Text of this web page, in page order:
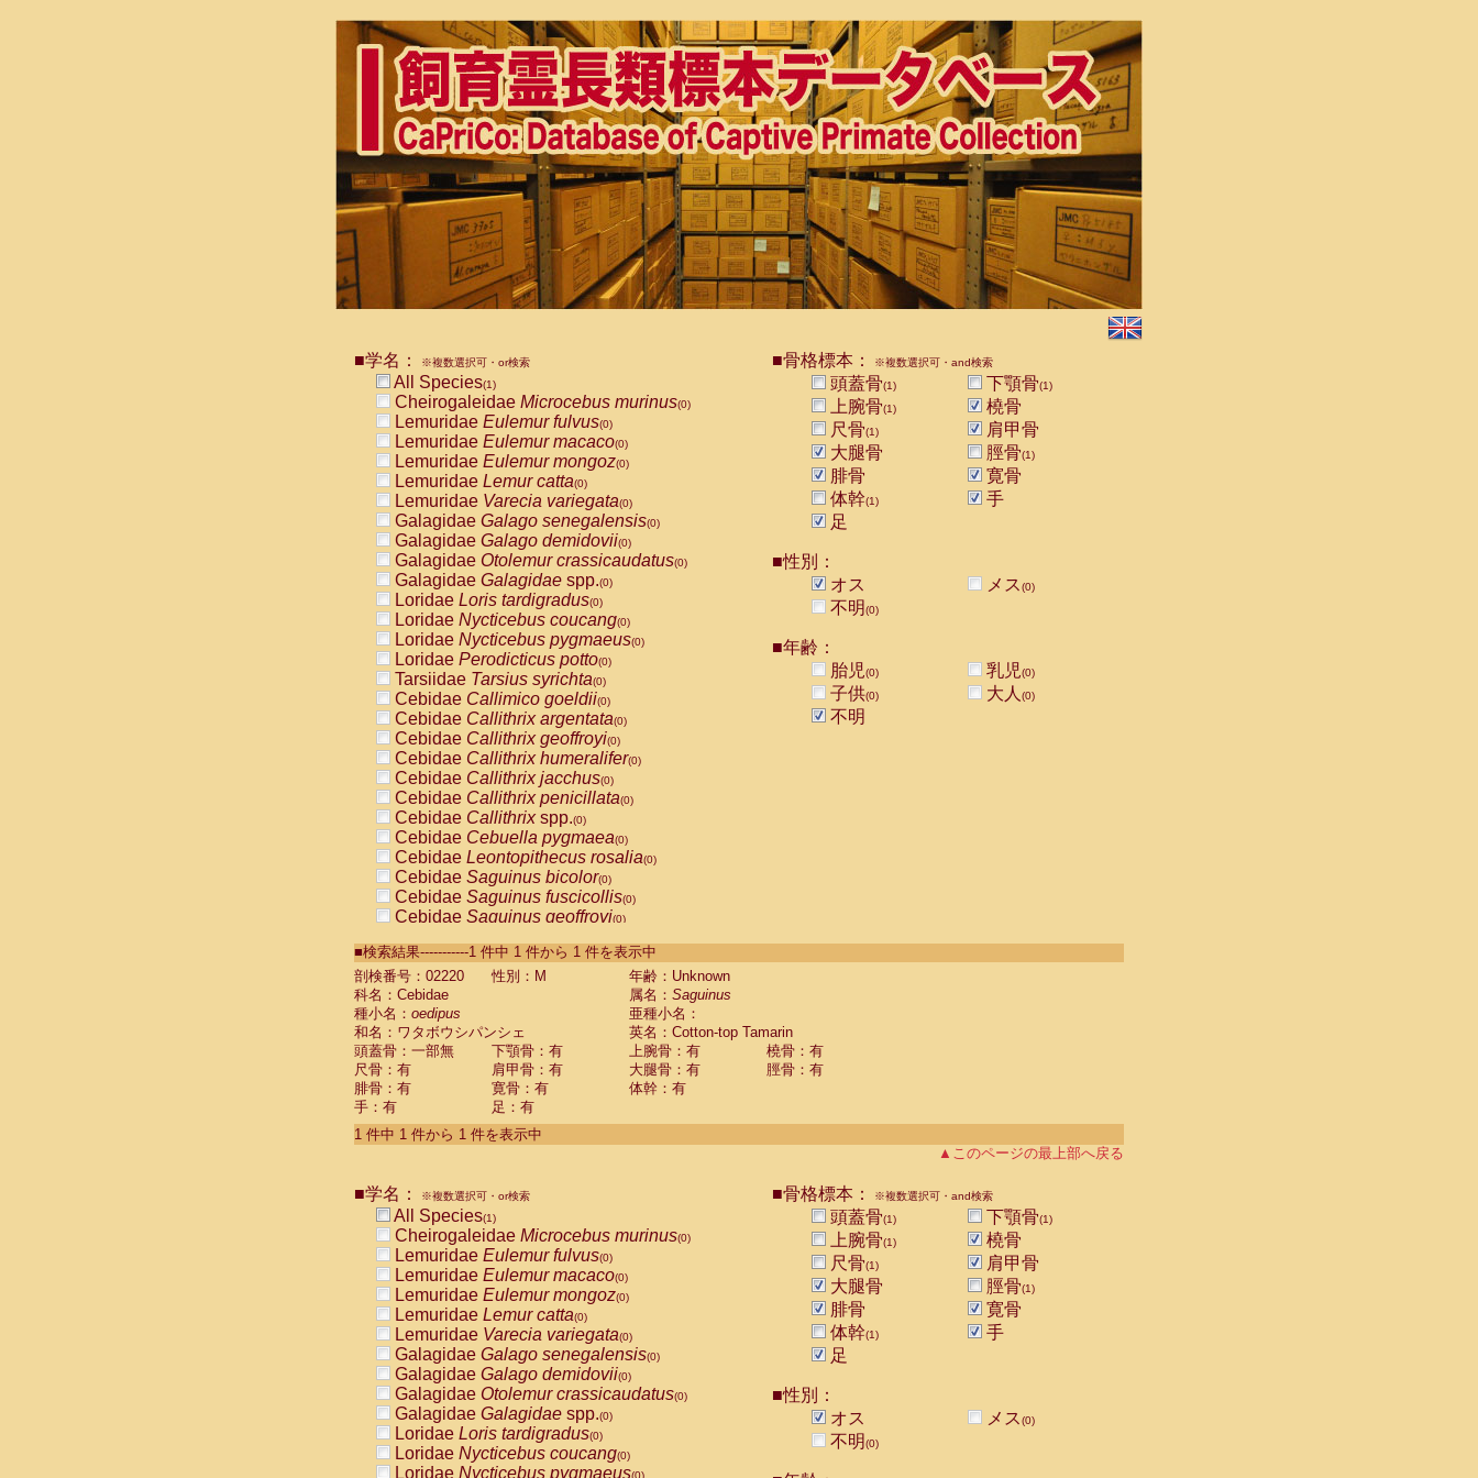
■学名： ※複数選択可・or検索
All Species(1)
Cheirogaleidae Microcebus murinus(0)
Lemuridae Eulemur fulvus(0)
Lemuridae Eulemur macaco(0)
Lemuridae Eulemur mongoz(0)
Lemuridae Lemur catta(0)
Lemuridae Varecia variegata(0)
Galagidae Galago senegalensis(0)
Galagidae Galago demidovii(0)
Galagidae Otolemur crassicaudatus(0)
Galagidae Galagidae spp.(0)
Loridae Loris tardigradus(0)
Loridae Nycticebus coucang(0)
Loridae Nycticebus pygmaeus(0)
Loridae Perodicticus potto(0)
Tarsiidae Tarsius syrichta(0)
Cebidae Callimico goeldii(0)
Cebidae Callithrix argentata(0)
Cebidae Callithrix geoffroyi(0)
Cebidae Callithrix humeralifer(0)
Cebidae Callithrix jacchus(0)
Cebidae Callithrix penicillata(0)
Cebidae Callithrixspp.(0)
Cebidae Cebuella pygmaea(0)
Cebidae Leontopithecus rosalia(0)
Cebidae Saguinus bicolor(0)
Cebidae Saguinus fuscicollis(0)
Cebidae Saguinus geoffroyi(0)
CebidaeSaguinus labiatus(0)
Cebidae Saguinus leucopus (0)
Cebidae
Cebidae
CebidaeSaguinus nigricollis (0)
Cebidae Saguinus oedipus
Cebidae Saguinus weddelli
Cebidae Saguinusspp.
Cebidae Aotus trivirgatus
Cebidae Cebus albifrons
CebidaeCebus nigrivittatus
CebidaeCebus
CebidaeSaimiri boliviensis(0)
CebidaeSaimiri sciureus(0)
AtelidaeAlouatta caraya(0)
AtelidaeAlouatta fusca(0)
AtelidaeAlouatta seniculus
AtelidaeAlouattaspp.(0)
AtelidaeAteles belzebuth(0)
AtelidaeAteles geoffroyi(0)
AtelidaeAteles paniscus(0)
AtelidaeAtelesspp.(0)
Atelidae Lagothrix lagothricha
AtelidaeLagothrix lagothricha cana
PitheciidaeCacajao calvus rubicundus
■骨格標本： ※複数選択可・and検索
頭蓋骨(1) 下顎骨(1)
上腕骨(1)
橈骨
尺骨(1)
肩甲骨
大腿骨
脛骨(1)
腓骨
寛骨
体幹(1)
手
足
■性別：
オス
メス(0)
不明(0)
■年齢：
胎児(0) 乳児(0)
子供(0) 大人 (0)
不明
■検索結果-----------1 件中 1 件から 1 件を表示中
剖検番号：02220
性別：M
年齢：Unknown
科名：Cebidae
属名： Saguinus
種小名： oedipus
亜種小名：
和名：ワタボウシパンシェ
英名：Cotton-top Tamarin
頭蓋骨：一部無
下顎骨：有 上腕骨：有
橈骨：有
尺骨：有
肩甲骨：有 大腿骨：有
脛骨：有
腓骨：有
寛骨：有
体幹：有
手：有
足：有
1 件中 1 件から 1 件を表示中
▲このページの最上部へ戻る
■学名： ※複数選択可・or検索
All Species(1)
Cheirogaleidae Microcebus murinus(0)
Lemuridae Eulemur fulvus(0)
Lemuridae Eulemur macaco(0)
Lemuridae Eulemur mongoz(0)
Lemuridae Lemur catta(0)
Lemuridae Varecia variegata(0)
Galagidae Galago senegalensis(0)
Galagidae Galago demidovii(0)
Galagidae Otolemur crassicaudatus(0)
Galagidae Galagidae spp.(0)
Loridae Loris tardigradus(0)
Loridae Nycticebus coucang(0)
Loridae Nycticebus pygmaeus(0)
■骨格標本： ※複数選択可・and検索
頭蓋骨(1) 下顎骨(1)
上腕骨(1)
橈骨
尺骨(1)
肩甲骨
大腿骨
脛骨(1)
腓骨
寛骨
体幹(1)
手
足
■性別：
オス
メス(0)
不明(0)